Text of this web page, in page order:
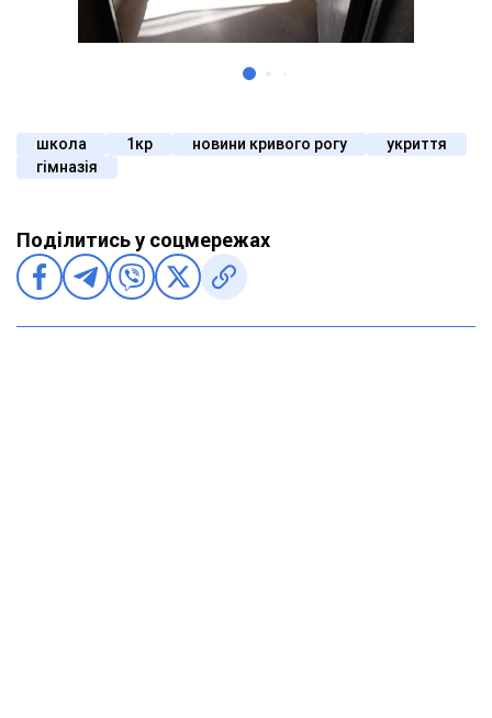
школа 1кр новини кривого рогу
укриття
гімназія
Поділитись у соцмережах